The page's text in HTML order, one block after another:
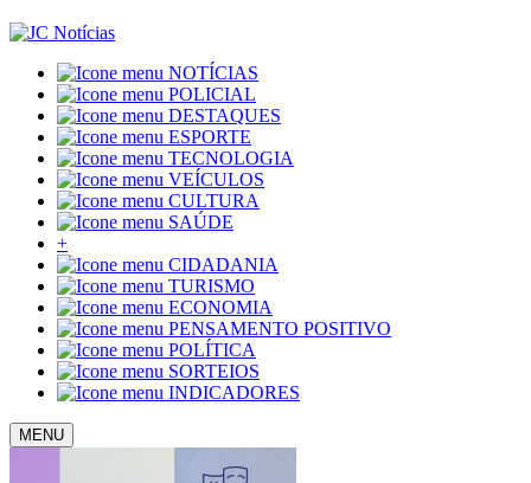
NOTÍCIAS
POLICIAL
DESTAQUES
ESPORTE
TECNOLOGIA
VEÍCULOS
CULTURA
SAÚDE
+
CIDADANIA
TURISMO
ECONOMIA
PENSAMENTO POSITIVO
POLÍTICA
SORTEIOS
INDICADORES
MENU